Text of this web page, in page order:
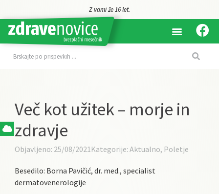
Z vami že 16 let.
Več kot užitek – morje in
zdravje
Objavljeno: 25/08/2021Kategorije: Aktualno, Poletje
Besedilo: Borna Pavičić, dr. med., specialist
dermatovenerologije